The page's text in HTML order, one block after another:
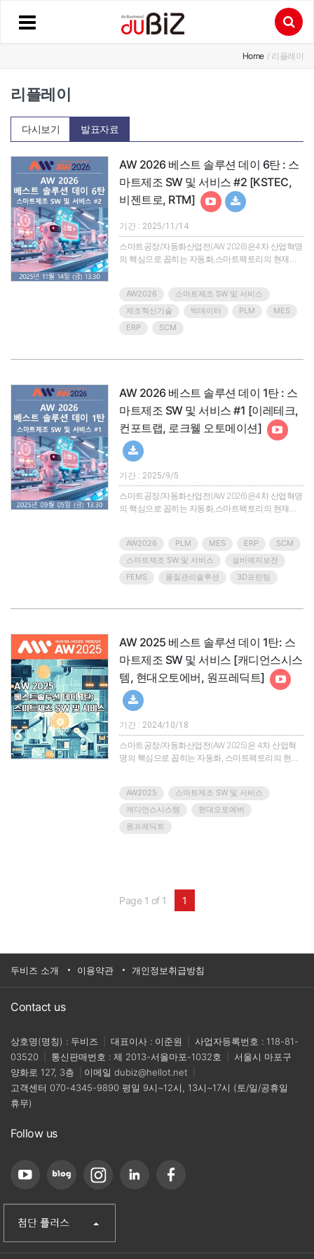
Home / 리플레이
리플레이
다시보기 발표자료
AW 2026 베스트 솔루션 데이 6탄 : 스
마트제조 SW 및 서비스 #2 [KSTEC,
비젠트로, RTM]
기간 : 2025/11/14
스마트공장/자동화산업전(AW 2026)은4차 산업혁명
의 핵심으로 꼽히는 자동화,스마트팩토리의 현재를
다.지금까지 전시회를 통해 소개되는 제품과 솔루션,
기술은 우리 기업을 탄탄하게 하고 글로벌 시장의 차
별화된 경쟁력을 갖게 했으며,궁극적으로 우리 산업
중으로 소개할 수 있는 온라인 세미나‘베스트솔루션
AW2026
스마트제조 SW 및 서비스
제조혁신기술
빅데이터 PLM
MES
ERP
SCM
AW 2026 베스트 솔루션 데이 1탄 : 스
마트제조 SW 및 서비스 #1 [이레테크,
컨포트랩, 로크웰 오토메이션]
기간 : 2025/9/5
스마트공장/자동화산업전(AW 2026)은4차 산업혁명
의 핵심으로 꼽히는 자동화,스마트팩토리의 현재를
다.지금까지 전시회를 통해 소개되는 제품과 솔루션,
기술은 우리 기업을 탄탄하게 하고 글로벌 시장의 차
별화된 경쟁력을 갖게 했으며,궁극적으로 우리 산업
을 한단계 도약시키는 밑거름이 되었습니다.AW사무
중으로 소개할 수 있는 온라인 세미나‘베스트솔루션
AW2026 PLM MES ERP
SCM
스마트제조 SW 및 서비스
설비예지보전
FEMS
품질관리솔루션 3D프린팅
AW 2025 베스트 솔루션 데이 1탄: 스
마트제조 SW 및 서비스 [캐디언스시스
템, 현대오토에버, 원프레딕트]
기간 : 2024/10/18
스마트공장/자동화산업전(AW 2025)은 4차 산업혁
명의 핵심으로 꼽히는 자동화, 스마트팩토리의 현재
니다.지금까지 전시회를 통해 소개되는 제품과 솔루
션, 기술은 우리 기업을 탄탄하게 하고 글로벌 시장의
차별화된 경쟁력을 갖게 했으며, 궁극적으로 우리 산
업을 한단계 도약시키는 밑거름이 되었습니다.AW사
AW2025
스마트제조 SW 및 서비스
캐디언스시스템
현대오토에버
원프레딕트
Page 1 of 1 1
두비즈 소개 이용약관 개인정보취급방침
Contact us
상호명(명칭) : 두비즈 대표이사 : 이준원
사업자등록번호 : 118-81-
03520
통신판매번호 : 제 2013-서울마포-1032호
서울시 마포구
양화로 127, 3층
이메일 dubiz@hellot.net
고객센터 070-4345-9890 평일 9시~12시, 13시~17시 (토/일/공휴일
휴무)
Follow us
(주)첨단
산업단지신문